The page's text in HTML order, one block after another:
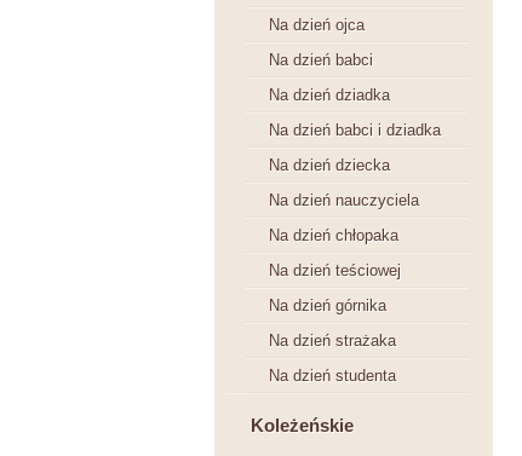
Na dzień ojca
Na dzień babci
Na dzień dziadka
Na dzień babci i dziadka
Na dzień dziecka
Na dzień nauczyciela
Na dzień chłopaka
Na dzień teściowej
Na dzień górnika
Na dzień strażaka
Na dzień studenta
Koleżeńskie